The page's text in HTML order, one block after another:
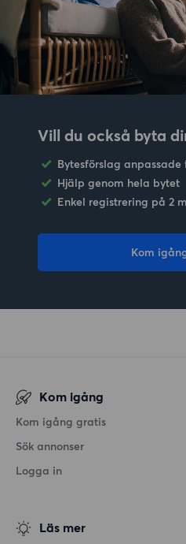
Vill du också byta
Bytesförslag anpassade
Hjälp genom hela bytet
Enkel registrering på 2
Kom
Kom igång
Kom igång gratis
Sök annonser
Logga in
Läs mer